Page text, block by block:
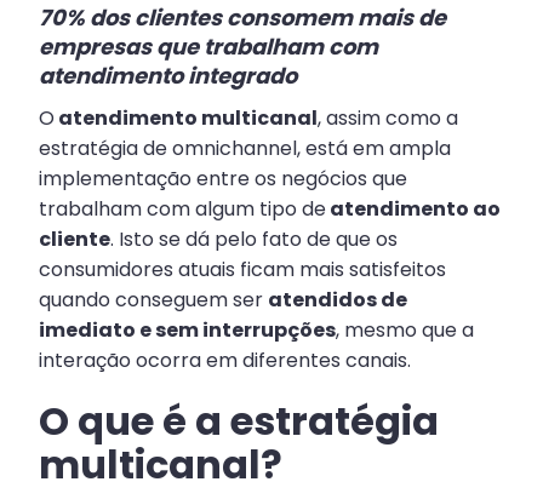
70% dos clientes consomem mais de
empresas que trabalham com
atendimento integrado
O atendimento multicanal, assim como a
estratégia de omnichannel, está em ampla
implementação entre os negócios que
trabalham com algum tipo deatendimento ao
cliente. Isto se dá pelo fato de que os
consumidores atuais ficam mais satisfeitos
quando conseguem ser atendidos de
imediato e sem interrupções, mesmo que a
interação ocorra em diferentes canais.
O que é a estratégia
multicanal?